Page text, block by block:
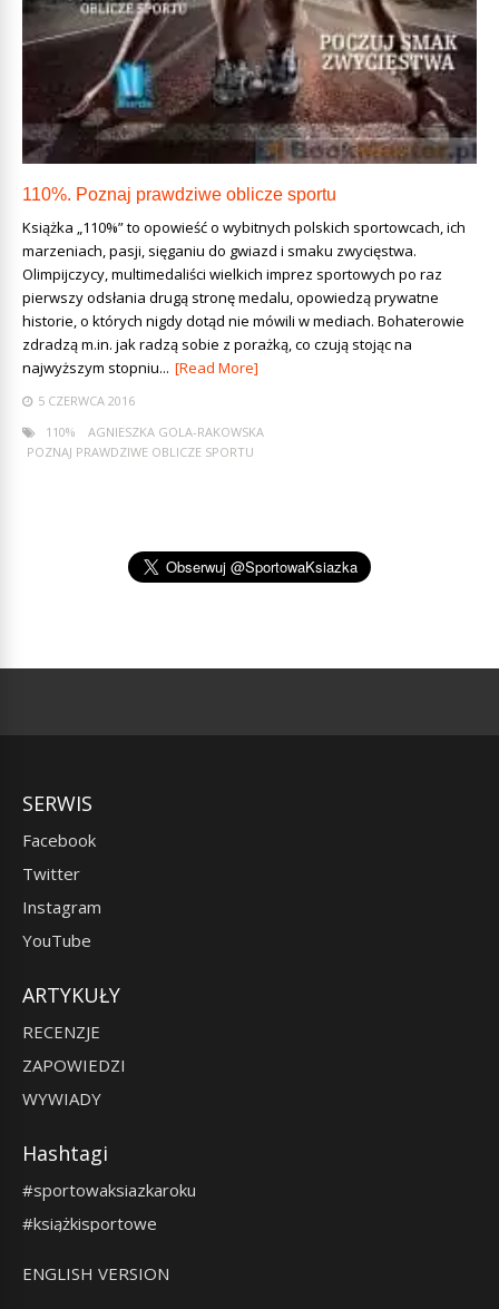
110%. Poznaj prawdziwe oblicze sportu
Książka „110%” to opowieść o wybitnych polskich sportowcach, ich
marzeniach, pasji, sięganiu do gwiazd i smaku zwycięstwa.
Olimpijczycy, multimedaliści wielkich imprez sportowych po raz
pierwszy odsłania drugą stronę medalu, opowiedzą prywatne
historie, o których nigdy dotąd nie mówili w mediach. Bohaterowie
zdradzą m.in. jak radzą sobie z porażką, co czują stojąc na
najwyższym stopniu... [Read More]
5 CZERWCA 2016
110%
AGNIESZKA GOLA-RAKOWSKA
POZNAJ PRAWDZIWE OBLICZE SPORTU
SERWIS
Facebook
Twitter
Instagram
YouTube
ARTYKUŁY
RECENZJE
ZAPOWIEDZI
WYWIADY
Hashtagi
#sportowaksiazkaroku
#książkisportowe
ENGLISH VERSION